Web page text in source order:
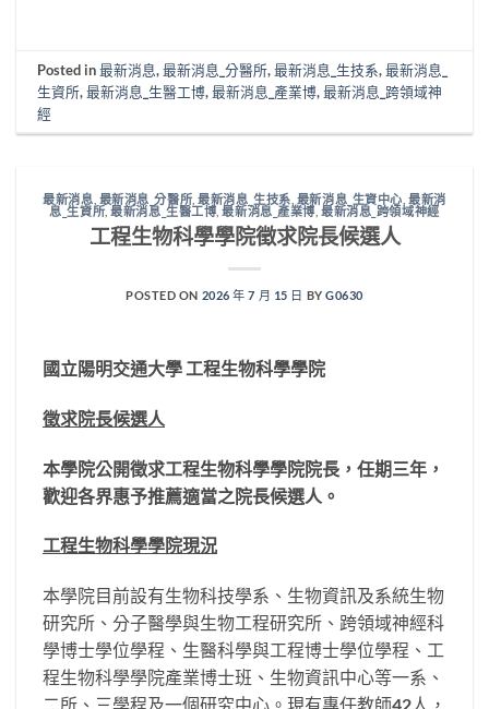
Posted in最新消息,最新消息_分醫所,最新消息_生技系,最新消息_
生資所,最新消息_生醫工博,最新消息_產業博,最新消息_跨領域神
經
最新消息 最新消息_分醫所 ,最新消息_生技系 最新消息_生資中心 ,最新消
息_生資所 ,最新消息_生醫工博,最新消息_產業博,最新消息_跨領域神經
工程生物科學學院徵求院長候選人
POSTED ON 2026 年 7 月 15 日 BYG0630
國立陽明交通大學 工程生物科學學院
徵求院長候選人
本學院公開徵求工程生物科學學院院長，任期三年，
歡迎各界惠予推薦適當之院長候選人。
工程生物科學學院現況
本學院目前設有生物科技學系、生物資訊及系統生物
研究所、分子醫學與生物工程研究所、跨領域神經科
學博士學位學程、生醫科學與工程博士學位學程、工
程生物科學學院產業博士班、生物資訊中心等一系、
二所、三學程及一個研究中心。現有專任教師42人，